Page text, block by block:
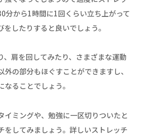
分から1時間に1回くらい立ち上がって
したりすると良いでしょう。
、肩を回してみたり、さまざまな運動
外の部分もほぐすことができますし、
ることでしょう。
イミングや、勉強に一区切りついたと
をしてみましょう。詳しいストレッチ